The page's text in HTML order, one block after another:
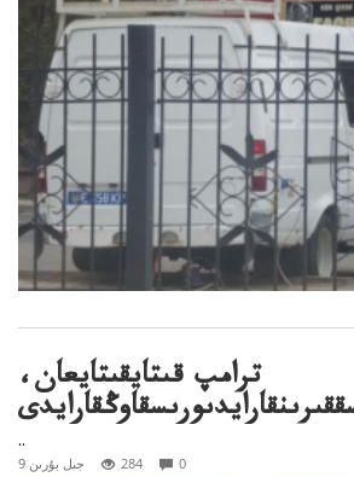
ترامپ قىتايقىتايعان،
..
9 جىل بۇرىن 284 0